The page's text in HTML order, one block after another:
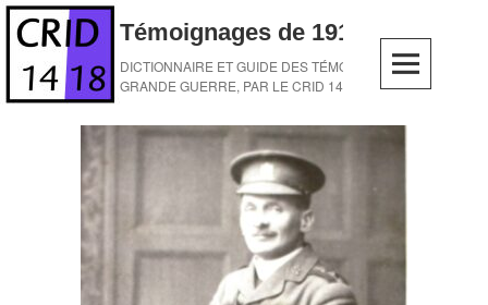
Skip
content
Témoignages de 1914-1918
DICTIONNAIRE ET GUIDE DES TÉMOINS DE LA
GRANDE GUERRE, PAR LE CRID 14-18